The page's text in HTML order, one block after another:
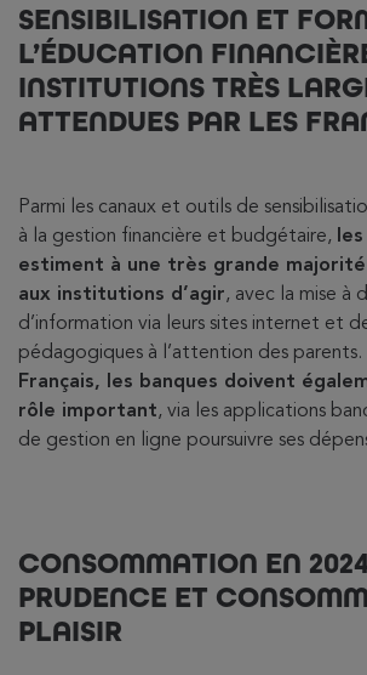
SENSIBILISATION ET
L’ÉDUCATION
INSTITUTIONS TRÈS
ATTENDUES PAR LES
Parmi les canaux et outils de
à la gestion financière et budgétaire,
estiment à une très grande majorité
aux institutions d’agir, avec la mise à
d’information via leurs sites internet et
pédagogiques à l’attention des parents.
Français, les banques doivent
rôle important, via les applications
de gestion en ligne poursuivre ses
CONSOMMATION EN
PRUDENCE ET
PLAISIR